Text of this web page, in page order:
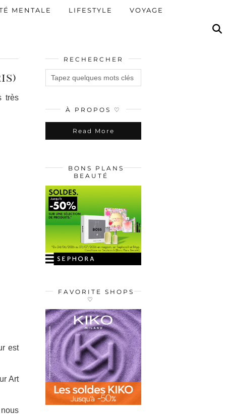
MENTALE LIFESTYLE VOYAGE
très
est
Art
RECHERCHER
À PROPOS ♡
Read More
BONS PLANS
BEAUTÉ
FAVORITE SHOPS
♡